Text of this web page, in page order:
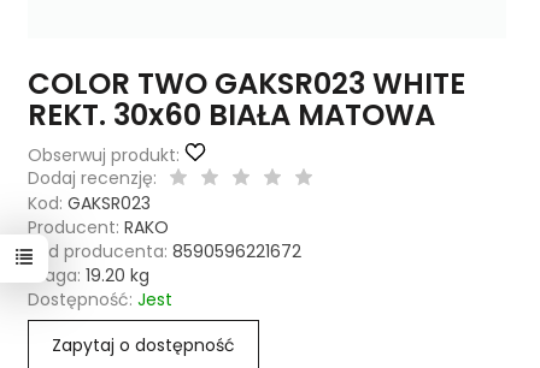
COLOR TWO GAKSR023 WHITE
REKT. 30x60 BIAŁA MATOWA
Obserwuj produkt:
Dodaj recenzję:
Kod: GAKSR023
Producent: RAKO
Kod producenta: 8590596221672
Waga: 19.20 kg
Dostępność: Jest
Zapytaj o dostępność